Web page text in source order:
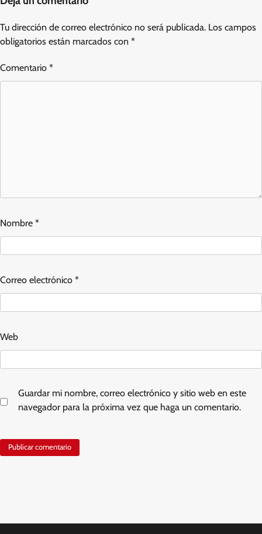
Tu dirección de correo electrónico no será publicada. Los campos
obligatorios están marcados con *
Comentario *
Nombre *
Correo electrónico *
Web
Guardar mi nombre, correo electrónico y sitio web en este
navegador para la próxima vez que haga un comentario.